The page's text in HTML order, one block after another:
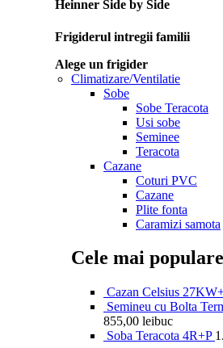
Heinner Side by Side
Frigiderul intregii familii
Alege un frigider
Climatizare/Ventilatie
Sobe
Sobe Teracota
Usi sobe
Seminee
Teracota
Cazane
Coturi PVC
Cazane
Plite fonta
Caramizi samota
Cele mai populare
Cazan Celsius
Semineu cu Bolta
855,00 leibuc
Soba Teracota 4R+P